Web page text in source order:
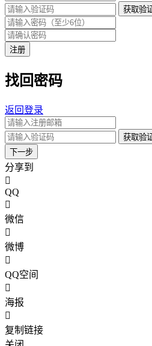
获取验
注册
找回密码
返回登录
获取验
下一步
分享到
QQ
微信
微博
QQ空间
海报
复制链接